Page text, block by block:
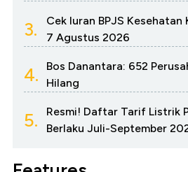
3.
Cek Iuran BPJS Kesehatan
7 Agustus 2026
4.
Bos Danantara: 652
Hilang
5.
Resmi! Daftar Tarif Listrik
Berlaku Juli-September